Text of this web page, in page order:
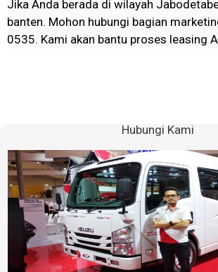
Jika Anda berada di wilayah
banten. Mohon hubungi bagian
0535. Kami akan bantu proses leasing
Hubungi Kami